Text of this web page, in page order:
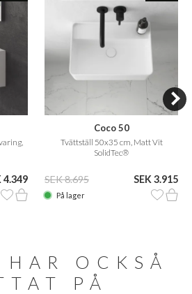
4.349
Coco 50
Tvättställ 50x35 cm, Matt Vit
SolidTec®
SEK 8.695 SEK 3.915
På lager
OCKSÅ
PÅ